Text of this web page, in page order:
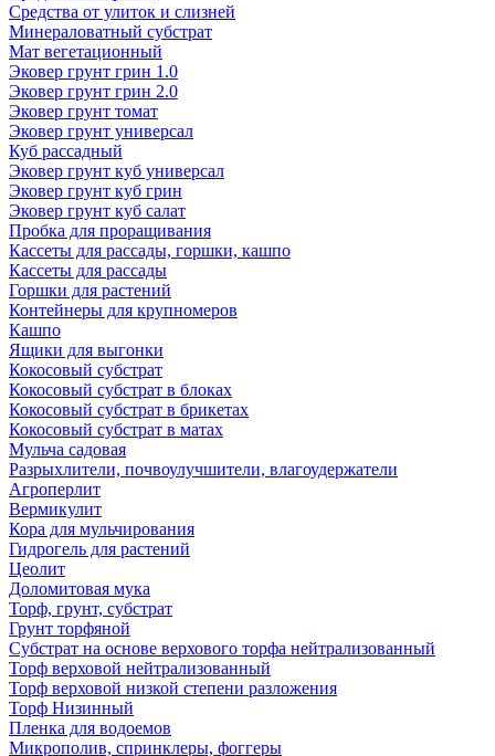
Средства от улиток и слизней
Минераловатный субстрат
Мат вегетационный
Эковер грунт грин 1.0
Эковер грунт грин 2.0
Эковер грунт томат
Эковер грунт универсал
Куб рассадный
Эковер грунт куб универсал
Эковер грунт куб грин
Эковер грунт куб салат
Пробка для проращивания
Кассеты для рассады, горшки, кашпо
Кассеты для рассады
Горшки для растений
Контейнеры для крупномеров
Кашпо
Ящики для выгонки
Кокосовый субстрат
Кокосовый субстрат в блоках
Кокосовый субстрат в брикетах
Кокосовый субстрат в матах
Мульча садовая
Разрыхлители, почвоулучшители, влагоудержатели
Агроперлит
Вермикулит
Кора для мульчирования
Гидрогель для растений
Цеолит
Доломитовая мука
Торф, грунт, субстрат
Грунт торфяной
Субстрат на основе верхового торфа нейтрализованный
Торф верховой нейтрализованный
Торф верховой низкой степени разложения
Торф Низинный
Пленка для водоемов
Микрополив, спринклеры, фоггеры